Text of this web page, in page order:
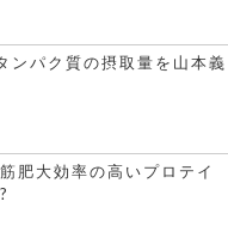
ンパク質の摂取量を山本義
肥大効率の高いプロテイ